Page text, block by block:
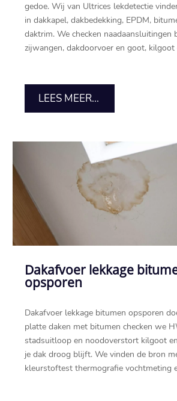
gedoe.​ Wij van Ultrices lekdetectie
in dakkapel, dakbedekking, EPDM,
daktrim.​ We checken naadaansluitingen
zijwangen, dakdoorvoer en goot, kilgoot
LEES MEER...
Dakafvoer lekkage
opsporen
Dakafvoer lekkage bitumen opsporen
platte daken met bitumen checken we
stadsuitloop en noodoverstort kilgoot
je dak droog blijft.​ We vinden de bron
kleurstoftest thermografie vochtmeting